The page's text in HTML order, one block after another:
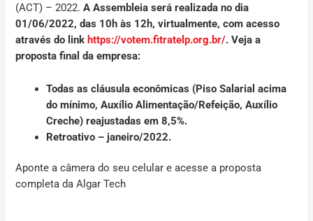
(ACT) – 2022. A Assembleia será realizada no dia
01/06/2022, das 10h às 12h, virtualmente, com acesso
através do link https://votem.fitratelp.org.br/. Veja a
proposta final da empresa:
Todas as cláusula econômicas (Piso Salarial acima
do mínimo, Auxílio Alimentação/Refeição, Auxílio
Creche) reajustadas em 8,5%.
Retroativo – janeiro/2022.
Aponte a câmera do seu celular e acesse a proposta
completa da Algar Tech